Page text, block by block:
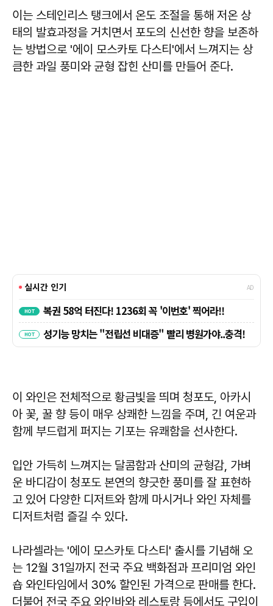
이는 스테인리스 탱크에서 온도 조절을 통해 저온 상
태의 발효과정을 거치면서 포도의 신선한 향을 보존하
는 방법으로 '에이 모스카토 다스티'에서 느껴지는 상
큼한 과일 풍미와 균형 잡힌 산미를 만들어 준다.
이 와인은 전체적으로 황금빛을 띄며 청포도, 아카시
아 꽃, 꿀 향 등이 매우 상쾌한 느낌을 주며, 긴 여운과
함께 부드럽게 퍼지는 기포는 유쾌함을 선사한다.
입안 가득히 느껴지는 달콤함과 산미의 균형감, 가벼
운 바디감이 청포도 본연의 향긋한 풍미를 잘 표현하
고 있어 다양한 디저트와 함께 마시거나 와인 자체를
디저트처럼 즐길 수 있다.
나라셀라는 '에이 모스카토 다스티' 출시를 기념해 오
는 12월 31일까지 전국 주요 백화점과 프리미엄 와인
숍 와인타임에서 30% 할인된 가격으로 판매를 한다.
더불어 전국 주요 와인바와 레스토랑 등에서도 구입이